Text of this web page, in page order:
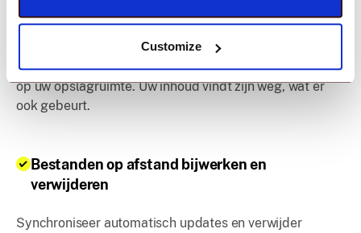
Customize
Upload bestanden in uw dashboard vanaf uw computer
of voeg een link toe vanaf een externe schijf. Bespaar
op uw opslagruimte. Uw inhoud vindt zijn weg, wat er
ook gebeurt.
Bestanden op afstand bijwerken en
verwijderen
Synchroniseer automatisch updates en verwijder